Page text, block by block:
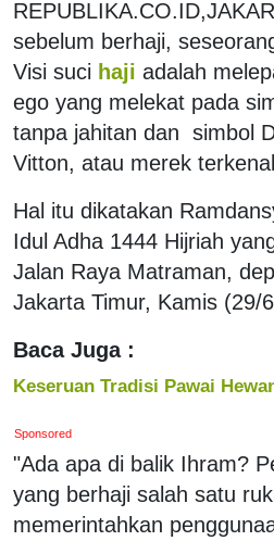
sebelum berhaji,
Visi suci haji adalah
ego yang melekat pada
tanpa jahitan dan simbol
Vitton, atau merek
Hal itu dikatakan
Idul Adha 1444 Hijriah
Jalan Raya Matraman,
Jakarta Timur, Kamis (29/
Baca Juga :
Keseruan Tradisi Pawai
Sponsored
"Ada apa di balik Ihram?
yang berhaji salah satu
memerintahkan